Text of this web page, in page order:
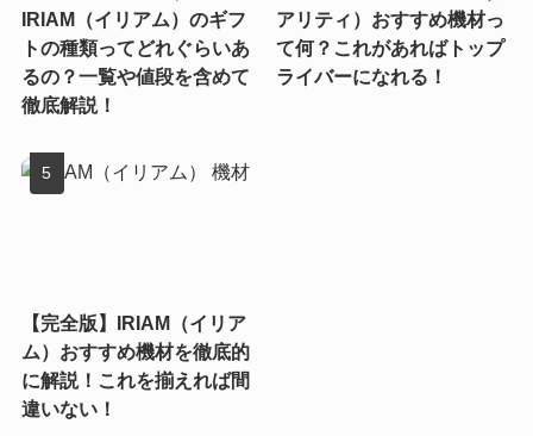
IRIAM（イリアム）のギフ
トの種類ってどれぐらいあ
るの？一覧や値段を含めて
徹底解説！
アリティ）おすすめ機材っ
て何？これがあればトップ
ライバーになれる！
【完全版】IRIAM（イリア
ム）おすすめ機材を徹底的
に解説！これを揃えれば間
違いない！